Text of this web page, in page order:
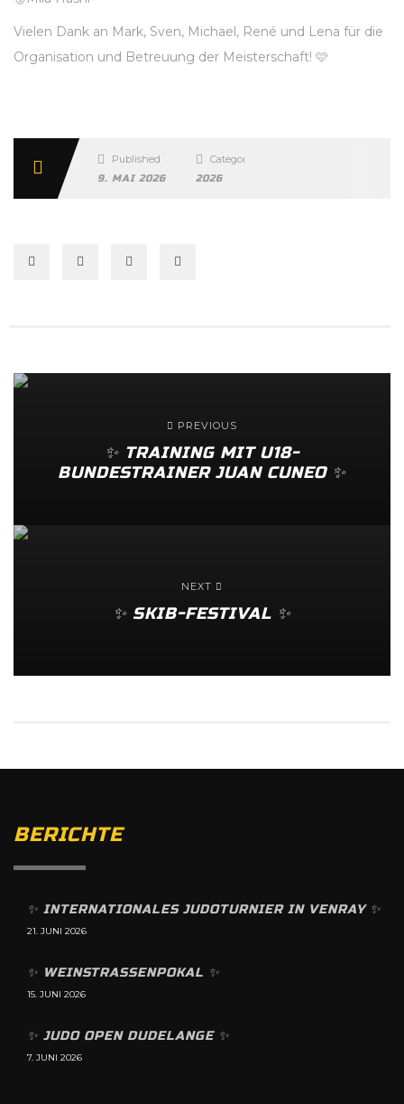
Vielen Dank an Mark, Sven, Michael, René und Lena für die
Organisation und Betreuung der Meisterschaft! 🩷
Published
9. MAI 2026
Categories
2026
PREVIOUS
✨️ TRAINING MIT U18-
BUNDESTRAINER JUAN CUNEO ✨️
NEXT
✨️ SKIB-FESTIVAL ✨️
BERICHTE
✨️ INTERNATIONALES JUDOTURNIER IN VENRAY ✨️
21. JUNI 2026
✨️ WEINSTRASSENPOKAL ✨️
15. JUNI 2026
✨️ JUDO OPEN DUDELANGE ✨️
7. JUNI 2026